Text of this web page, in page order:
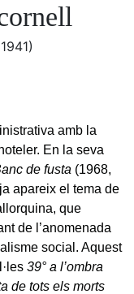
amb la
En la seva
de fusta (1968,
apareix el tema de
que
de l’anomenada
social. Aquest
39° a l’ombra
de tots els morts